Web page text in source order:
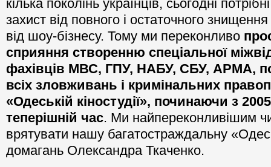
кілька поколінь українців, сьогодні
захист від повного і остаточного
від шоу-бізнесу. Тому ми переконливо
сприяння створенню спеціальної
фахівців МВС, ГПУ, НАБУ, СБУ, АРМА,
всіх зловживань і кримінальних
«Одеській кіностудії», починаючи з
теперішній час. Ми найпереконливішим
врятувати нашу багатостраждальну
домагань Олександра Ткаченко.